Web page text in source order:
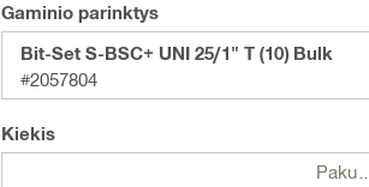
Gaminio parinktys
Bit-Set S-BSC+ UNI 25/1" T (10) Bulk
#2057804
Kiekis
Pakuotės